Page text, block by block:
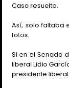
Caso resuelto.
Así, solo faltaba
fotos.
Si en el Senado
liberal Lidio
presidente